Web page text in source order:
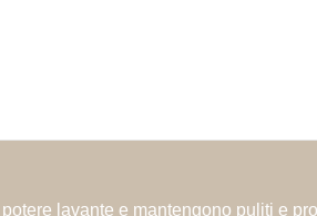
lavante e mantengono puliti e